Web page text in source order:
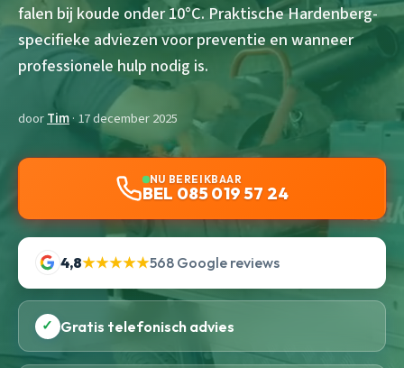
falen bij koude onder 10°C. Praktische Hardenberg-
specifieke adviezen voor preventie en wanneer
professionele hulp nodig is.
doorTim· 17 december 2025
NU BEREIKBAAR
BEL 085 019 57 24
4,8★★★★★568 Google reviews
✓ Gratis telefonisch advies